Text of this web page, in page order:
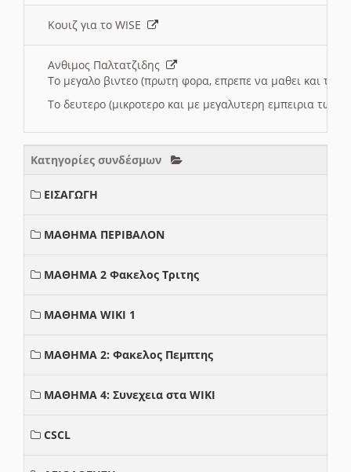
Κουιζ για το WISE
Ανθιμος Παλτατζιδης
Το μεγαλο βιντεο (πρωτη φορα, επρεπε να μαθει και το
Το δευτερο (μικροτερο και με μεγαλυτερη εμπειρια
Κατηγορίες συνδέσμων
ΕΙΣΑΓΩΓΗ
ΜΑΘΗΜΑ ΠΕΡΙΒΑΛΟΝ
ΜΑΘΗΜΑ 2 Φακελος Τριτης
ΜΑΘΗΜΑ WIKI 1
ΜΑΘΗΜΑ 2: Φακελος Πεμπτης
ΜΑΘΗΜΑ 4: Συνεχεια στα WIKI
CSCL